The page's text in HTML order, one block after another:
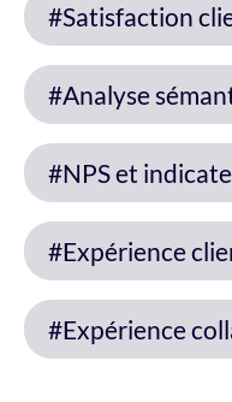
#Satisfaction
#Analyse
#NPS et
#Expérience
#Expérience